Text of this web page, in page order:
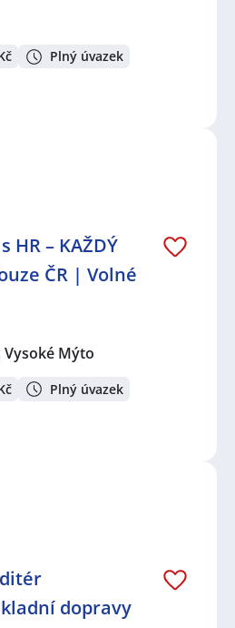
Plný úvazek
HR – KAŽDÝ
ČR | Volné
Vysoké Mýto
Plný úvazek
dopravy